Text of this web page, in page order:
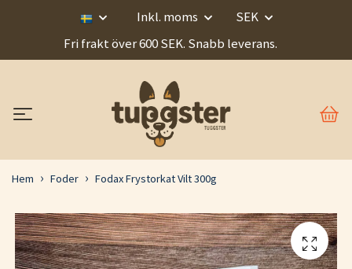
Inkl. moms
SEK
Fri frakt över 600 SEK. Snabb leverans.
Hem Foder Fodax Frystorkat Vilt 300g